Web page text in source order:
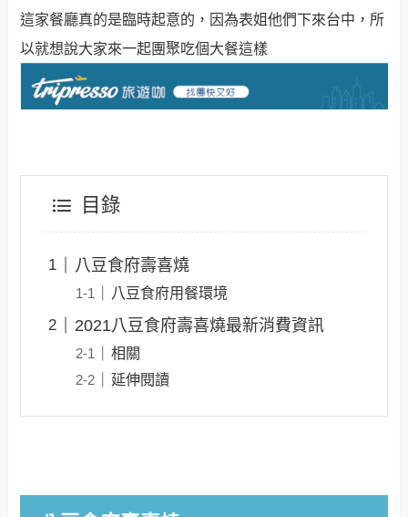
這家餐廳真的是臨時起意的，因為表姐他們下來台中，所
以就想說大家來一起團聚吃個大餐這樣
目錄
八豆食府壽喜燒
八豆食府用餐環境
2021八豆食府壽喜燒最新消費資訊
相關
延伸閱讀